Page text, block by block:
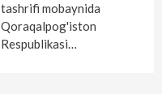
tashrifi mobaynida
Qoraqalpog'iston
Respublikasi…